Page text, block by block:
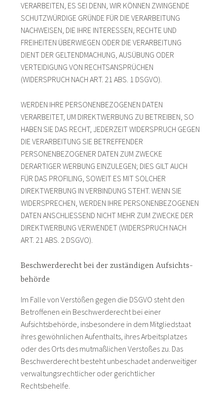
VERARBEITEN, ES SEI DENN, WIR KÖNNEN ZWINGENDE
SCHUTZWÜRDIGE GRÜNDE FÜR DIE VERARBEITUNG
NACHWEISEN, DIE IHRE INTERESSEN, RECHTE UND
FREIHEITEN ÜBERWIEGEN ODER DIE VERARBEITUNG
DIENT DER GELTENDMACHUNG, AUSÜBUNG ODER
VERTEIDIGUNG VON RECHTSANSPRÜCHEN
(WIDERSPRUCH NACH ART. 21 ABS. 1 DSGVO).
WERDEN IHRE PERSONENBEZOGENEN DATEN
VERARBEITET, UM DIREKTWERBUNG ZU BETREIBEN, SO
HABEN SIE DAS RECHT, JEDERZEIT WIDERSPRUCH GEGEN
DIE VERARBEITUNG SIE BETREFFENDER
PERSONENBEZOGENER DATEN ZUM ZWECKE
DERARTIGER WERBUNG EINZULEGEN; DIES GILT AUCH
FÜR DAS PROFILING, SOWEIT ES MIT SOLCHER
DIREKTWERBUNG IN VERBINDUNG STEHT. WENN SIE
WIDERSPRECHEN, WERDEN IHRE PERSONENBEZOGENEN
DATEN ANSCHLIESSEND NICHT MEHR ZUM ZWECKE DER
DIREKTWERBUNG VERWENDET (WIDERSPRUCH NACH
ART. 21 ABS. 2 DSGVO).
Beschwerde­recht bei der zuständigen Aufsichts­
behörde
Im Falle von Verstößen gegen die DSGVO steht den
Betroffenen ein Beschwerderecht bei einer
Aufsichtsbehörde, insbesondere in dem Mitgliedstaat
ihres gewöhnlichen Aufenthalts, ihres Arbeitsplatzes
oder des Orts des mutmaßlichen Verstoßes zu. Das
Beschwerderecht besteht unbeschadet anderweitiger
verwaltungsrechtlicher oder gerichtlicher
Rechtsbehelfe.